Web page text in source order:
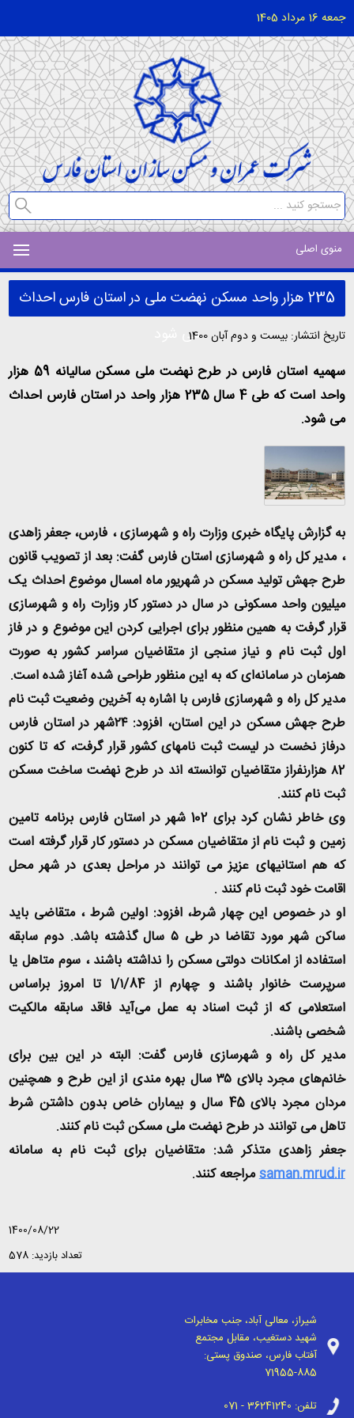
جمعه 16 مرداد 1405
منوی اصلی
235 هزار واحد مسکن نهضت ملی در استان فارس احداث
می شود تاریخ انتشار: بیست و دوم آبان 1400
سهمیه استان فارس در طرح نهضت ملی مسکن سالیانه 59 هزار
واحد است که طی 4 سال 235 هزار واحد در استان فارس احداث
می شود.
به گزارش پایگاه خبری وزارت راه و شهرسازی ، فارس، جعفر زاهدی
، مدیر کل راه و شهرسازی استان فارس گفت: بعد از تصویب قانون
طرح جهش تولید مسکن در شهریور ماه امسال موضوع احداث یک
میلیون واحد مسکونی در سال در دستور کار وزارت راه و شهرسازی
قرار گرفت به همین منظور برای اجرایی کردن این موضوع و در فاز
اول ثبت نام و نیاز سنجی از متقاضیان سراسر کشور به صورت
همزمان در سامانه‌ای که به این منظور طراحی شده آغاز شده است.
مدیر کل راه و شهرسازی فارس با اشاره به آخرین وضعیت ثبت نام
طرح جهش مسکن در این استان، افزود: ۲۴شهر در استان فارس
درفاز نخست در لیست ثبت نامهای کشور قرار گرفت، که تا کنون
۸2 هزارنفراز متقاضیان توانسته اند در طرح نهضت ساخت مسکن
ثبت نام کنند.
وی خاطر نشان کرد برای 102 شهر در استان فارس برنامه تامین
زمین و ثبت نام از متقاضیان مسکن در دستور کار قرار گرفته است
که هم استانیهای عزیز می توانند در مراحل بعدی در شهر محل
اقامت خود ثبت نام کنند .
او در خصوص این چهار شرط، افزود: اولین شرط ، متقاضی باید
ساکن شهر مورد تقاضا در طی ۵ سال گذشته باشد. دوم سابقه
استفاده از امکانات دولتی مسکن را نداشته باشند ، سوم متاهل یا
سرپرست خانوار باشند و چهارم از 1/۱/84 تا امروز براساس
استعلامی که از ثبت اسناد به عمل می‌آید فاقد سابقه مالکیت
شخصی باشند.
مدیر کل راه و شهرسازی فارس گفت: البته در این بین برای
خانم‌های مجرد بالای ۳۵ سال بهره مندی از این طرح و همچنین
مردان مجرد بالای 45 سال و بیماران خاص بدون داشتن شرط
تاهل می توانند در طرح نهضت ملی مسکن ثبت نام کنند.
جعفر زاهدی متذکر شد: متقاضیان برای ثبت نام به سامانه
saman.mrud.irمراجعه کنند.
1400/08/22
تعداد بازدید: 578
شیراز، معالی آباد، جنب مخابرات
شهید دستغیب، مقابل مجتمع
آفتاب فارس، صندوق پستی:
71955-885
تلفن: 071 - 36241240